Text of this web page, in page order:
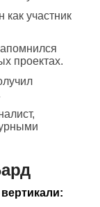
как участник
проектах.